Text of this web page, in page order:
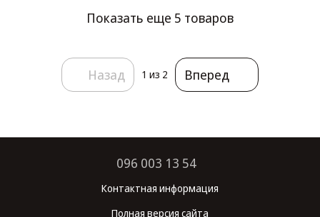
Показать еще 5 товаров
Назад 1 из 2 Вперед
096 003 13 54
Контактная информация
Полная версия сайта